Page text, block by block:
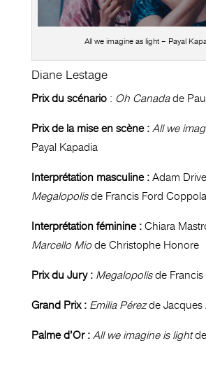
All we imagine as light – Payal
Diane Lestage
Prix du scénario: Oh Canadade
Prix de la mise en scène : All we
Payal Kapadia
Interprétation masculine : Adam
Megalopolisde Francis Ford Coppola
Interprétation féminine : Chiara
Marcello Miode Christophe Honore
Prix du Jury : Megalopolisde Francis
Grand Prix : Emilia Pérezde Jacques
Palme d’Or : All we imagine is lightde